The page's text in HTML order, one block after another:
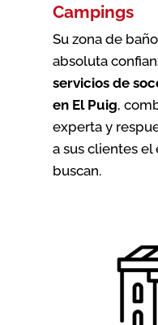
Campings
Su zona de
absoluta
servicios de
en El Puig,
experta y
a sus clientes
buscan.